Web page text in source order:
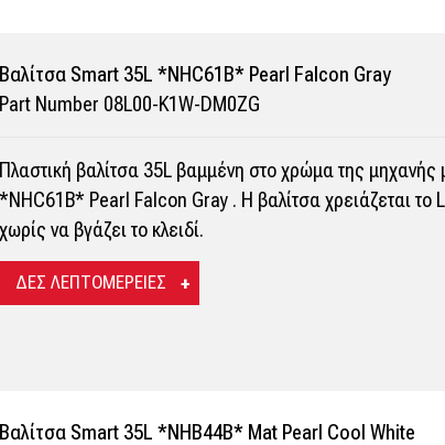
Bαλίτσα Smart 35L *NHC61B* Pearl Falcon Gray
Part Number 08L00-K1W-DM0ZG
Πλαστική βαλίτσα 35L βαμμένη στο χρώμα της
*NHC61B* Pearl Falcon Gray . Η βαλίτσα χρειάζεται το
χωρίς να βγάζει το κλειδί.
ΔΕΣ ΛΕΠΤΟΜΕΡΕΙΕΣ
Bαλίτσα Smart 35L *NHB44B* Mat Pearl Cool White